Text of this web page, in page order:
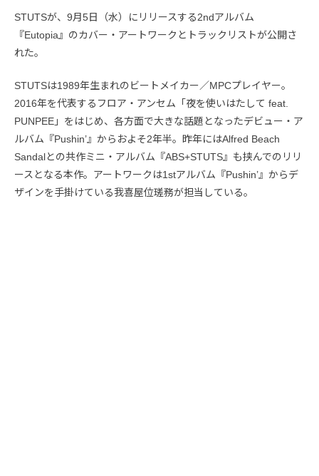
STUTSが、9月5日（水）にリリースする2ndアルバム
『Eutopia』のカバー・アートワークとトラックリストが公開さ
れた。
STUTSは1989年生まれのビートメイカー／MPCプレイヤー。
2016年を代表するフロア・アンセム「夜を使いはたして feat.
PUNPEE」をはじめ、各方面で大きな話題となったデビュー・ア
ルバム『Pushin’』からおよそ2年半。昨年にはAlfred Beach
Sandalとの共作ミニ・アルバム『ABS+STUTS』も挟んでのリリ
ースとなる本作。アートワークは1stアルバム『Pushin’』からデ
ザインを手掛けている我喜屋位瑳務が担当している。